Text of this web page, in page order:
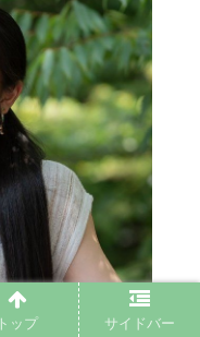
トップ サイドバー